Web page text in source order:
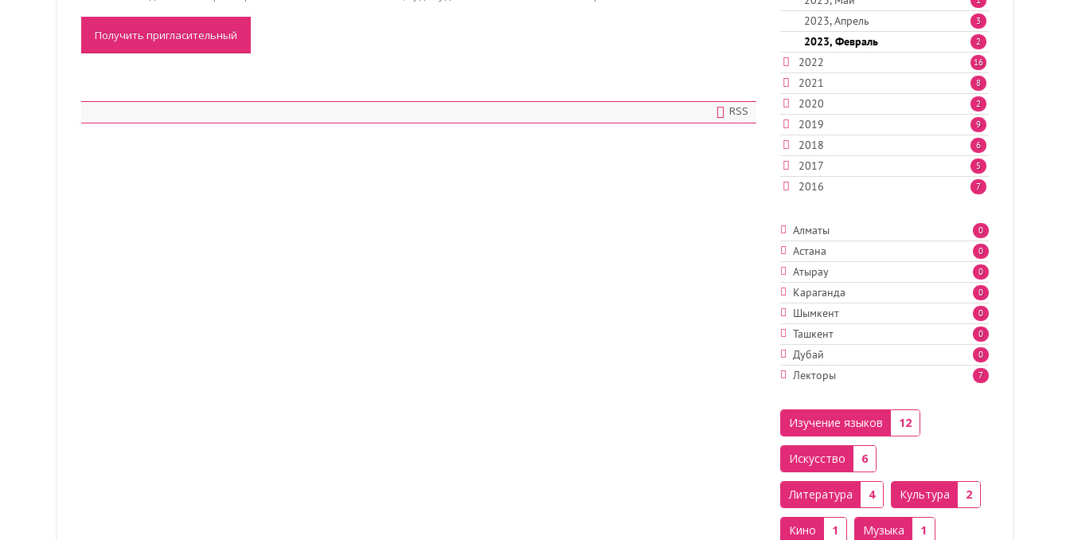
Получить пригласительный
RSS
2023, Апрель 3
2023, Февраль 2
2022 16
2021 8
2020 2
2019 9
2018 6
2017 5
2016 7
0
Алматы
0
Астана
0
Атырау
0
Караганда
0
Шымкент
0
Ташкент
0
Дубай
7
Лекторы
Изучение языков 12
Искусство 6
Литература 4 Культура 2
Кино 1 Музыка 1